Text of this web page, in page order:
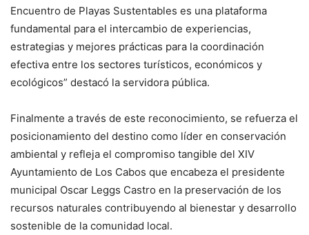
Encuentro de Playas Sustentables es una plataforma
fundamental para el intercambio de experiencias,
estrategias y mejores prácticas para la coordinación
efectiva entre los sectores turísticos, económicos y
ecológicos” destacó la servidora pública.
Finalmente a través de este reconocimiento, se refuerza el
posicionamiento del destino como líder en conservación
ambiental y refleja el compromiso tangible del XIV
Ayuntamiento de Los Cabos que encabeza el presidente
municipal Oscar Leggs Castro en la preservación de los
recursos naturales contribuyendo al bienestar y desarrollo
sostenible de la comunidad local.